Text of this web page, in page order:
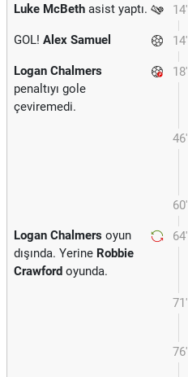
14'
Luke McBeth asist yaptı.
14'
GOL! Alex Samuel
18'
Logan Chalmers
penaltıyı gole
çeviremedi.
46'
60'
64'
Logan Chalmers oyun
dışında. Yerine Robbie
Crawford oyunda.
71'
76'